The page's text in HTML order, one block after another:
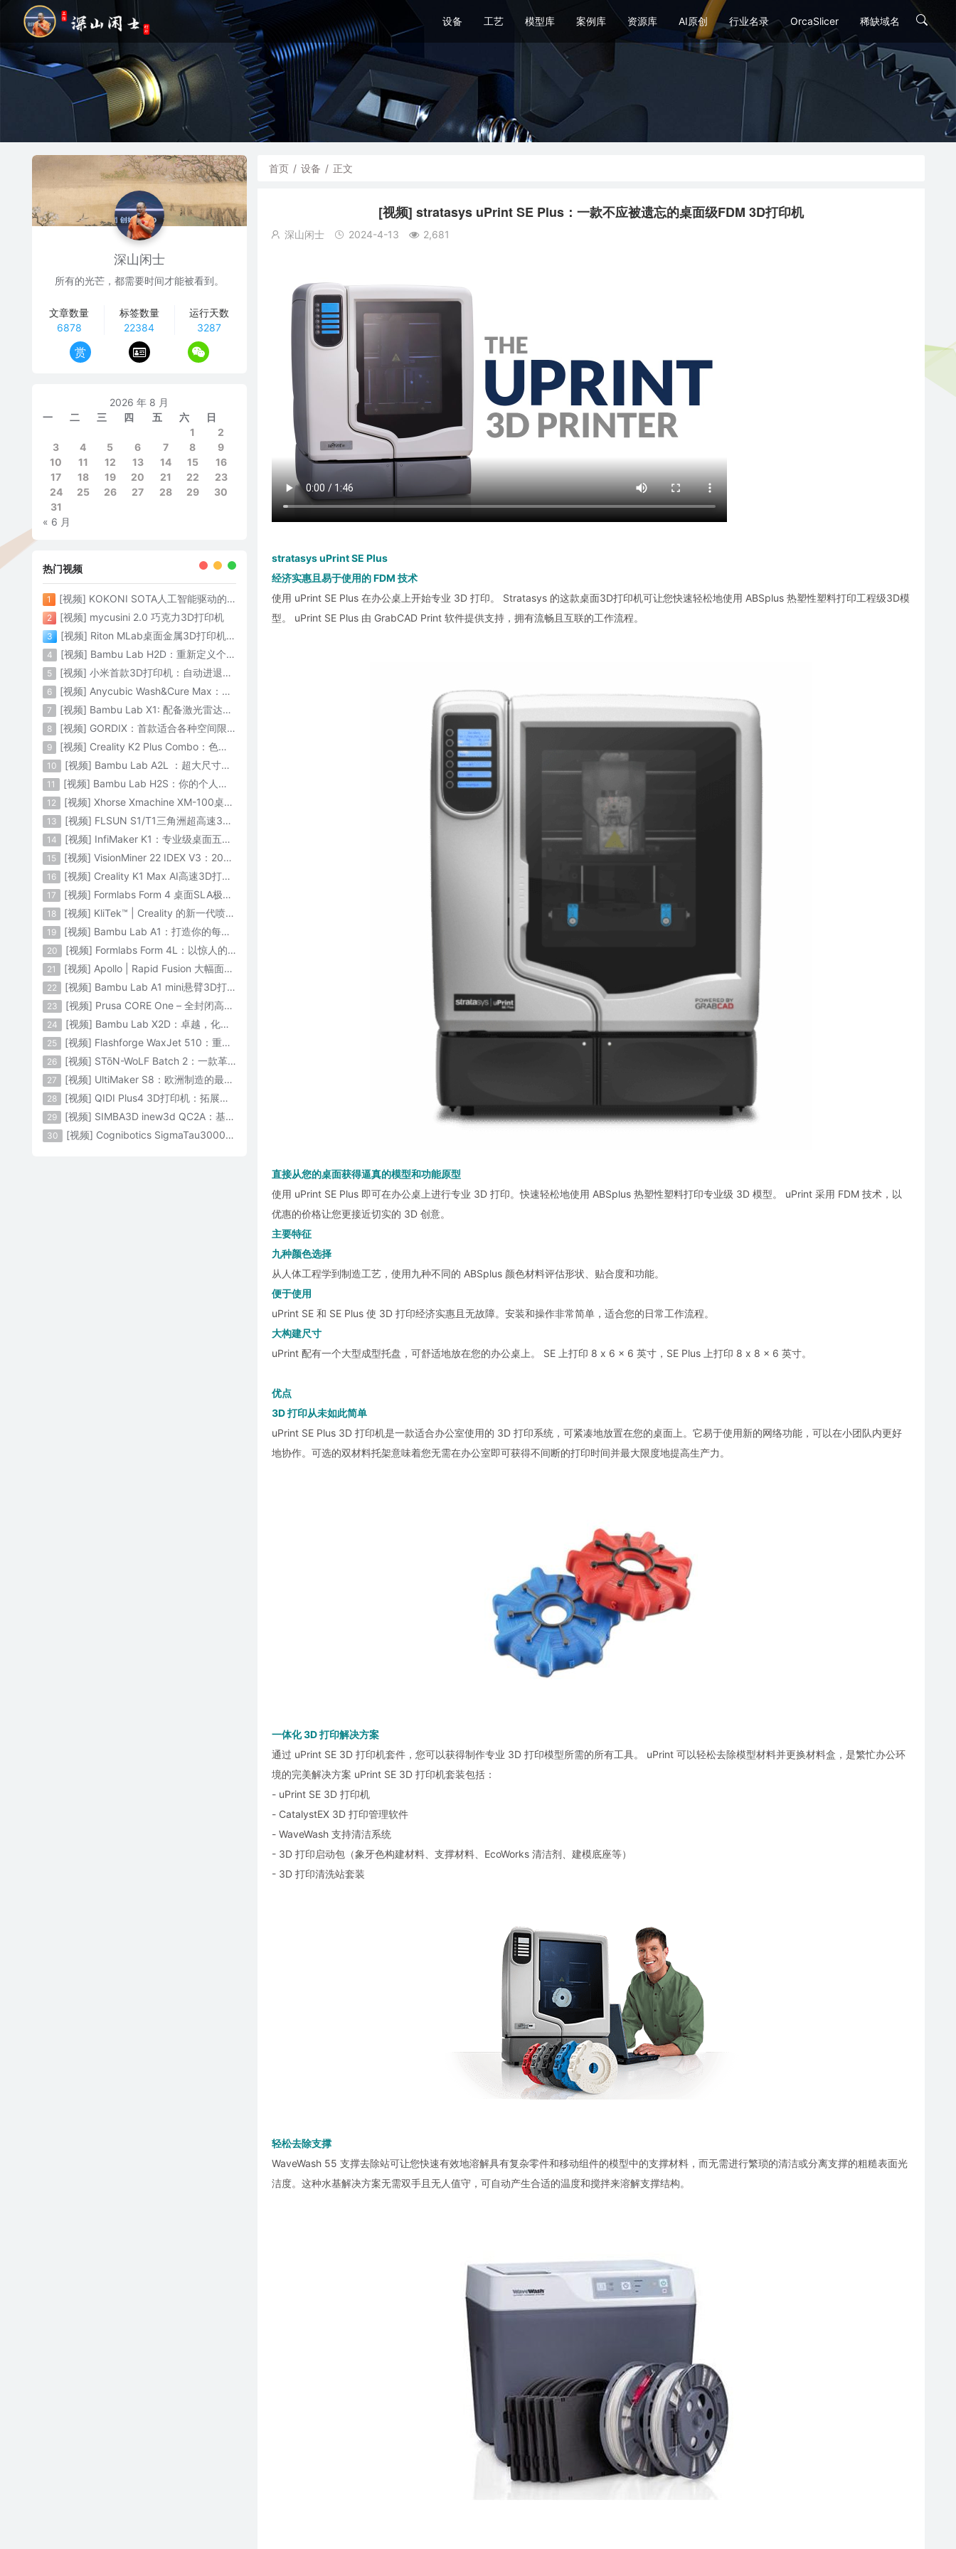
设备 工艺 模型库 案例库 资源库 AI原创 行业名录 OrcaSlicer 稀缺域名
首页 / 设备 / 正文
[视频] stratasys uPrint SE Plus：一款不应被遗忘的桌面级FDM 3D打印机
深山闲士 2024-4-13 2,681
stratasys uPrint SE Plus
经济实惠且易于使用的 FDM 技术
使用 uPrint SE Plus 在办公桌上开始专业 3D 打印。 Stratasys 的这款桌面3D打印机可让您快速轻松地使用 ABSplus 热塑性塑料打印工程级3D模
型。 uPrint SE Plus 由 GrabCAD Print 软件提供支持，拥有流畅且互联的工作流程。
直接从您的桌面获得逼真的模型和功能原型
使用 uPrint SE Plus 即可在办公桌上进行专业 3D 打印。快速轻松地使用 ABSplus 热塑性塑料打印专业级 3D 模型。 uPrint 采用 FDM 技术，以
优惠的价格让您更接近切实的 3D 创意。
主要特征
九种颜色选择
从人体工程学到制造工艺，使用九种不同的 ABSplus 颜色材料评估形状、贴合度和功能。
便于使用
uPrint SE 和 SE Plus 使 3D 打印经济实惠且无故障。安装和操作非常简单，适合您的日常工作流程。
大构建尺寸
uPrint 配有一个大型成型托盘，可舒适地放在您的办公桌上。 SE 上打印 8 x 6 x 6 英寸，SE Plus 上打印 8 x 8 x 6 英寸。
优点
3D 打印从未如此简单
uPrint SE Plus 3D 打印机是一款适合办公室使用的 3D 打印系统，可紧凑地放置在您的桌面上。它易于使用新的网络功能，可以在小团队内更好
地协作。可选的双材料托架意味着您无需在办公室即可获得不间断的打印时间并最大限度地提高生产力。
一体化 3D 打印解决方案
通过 uPrint SE 3D 打印机套件，您可以获得制作专业 3D 打印模型所需的所有工具。 uPrint 可以轻松去除模型材料并更换材料盒，是繁忙办公环
境的完美解决方案 uPrint SE 3D 打印机套装包括：
- uPrint SE 3D 打印机
- CatalystEX 3D 打印管理软件
- WaveWash 支持清洁系统
- 3D 打印启动包（象牙色构建材料、支撑材料、EcoWorks 清洁剂、建模底座等）
- 3D 打印清洗站套装
轻松去除支撑
WaveWash 55 支撑去除站可让您快速有效地溶解具有复杂零件和移动组件的模型中的支撑材料，而无需进行繁琐的清洁或分离支撑的粗糙表面光
洁度。这种水基解决方案无需双手且无人值守，可自动产生合适的温度和搅拌来溶解支撑结构。
深山闲士
所有的光芒，都需要时间才能被看到。
文章数量
6878
标签数量
22384
运行天数
3287
赏
2026 年 8 月
一
二 三 四 五 六
日
1
2
3
4 5 6 7 8
9
10
11 12 13 14 15
16
17
18 19 20 21 22
23
24
25 26 27 28 29
30
31
« 6 月
热门视频
1 [视频] KOKONI SOTA人工智能驱动的3D打印革命 倒立打印600mm/s
2 [视频] mycusini 2.0 巧克力3D打印机
3 [视频] Riton MLab桌面金属3D打印机：体积小性能强大
4 [视频] Bambu Lab H2D：重新定义个人智造
5 [视频] 小米首款3D打印机：自动进退料、AI云切片、人脸拍照建模 3D玩家兴趣首选
6 [视频] Anycubic Wash&Cure Max：清洗+后固化二合一设备
7 [视频] Bambu Lab X1: 配备激光雷达和人工智能的CoreXY彩色3D打印机
8 [视频] GORDIX：首款适合各种空间限制的3合1便携式数控机床
9 [视频] Creality K2 Plus Combo：色彩与尺寸的史诗级飞跃
10 [视频] Bambu Lab A2L ：超大尺寸家用打印机 告别拆件 轻松一体成型
11 [视频] Bambu Lab H2S：你的个人智造中心
12 [视频] Xhorse Xmachine XM-100桌面级五轴CNC机床：卓越的精度和效率
13 [视频] FLSUN S1/T1三角洲超高速3D打印机 打印速度1200mm/s
14 [视频] InfiMaker K1：专业级桌面五轴数控机床
15 [视频] VisionMiner 22 IDEX V3：2024年最佳工程材料3D打印机
16 [视频] Creality K1 Max AI高速3D打印机：600mm/s打印速度 史诗般的飞跃
17 [视频] Formlabs Form 4 桌面SLA极速3D打印机 工业级打印质量
18 [视频] KliTek™ | Creality 的新一代喷嘴更换系统
19 [视频] Bambu Lab A1：打造你的每一份热爱
20 [视频] Formlabs Form 4L：以惊人的速度获得工业级部件
21 [视频] Apollo | Rapid Fusion 大幅面颗粒3D打印系统
22 [视频] Bambu Lab A1 mini悬臂3D打印机：让多色打印成为标配
23 [视频] Prusa CORE One – 全封闭高速CoreXY 3D打印机配备主动腔体温度控制
24 [视频] Bambu Lab X2D：卓越，化繁为简！
25 [视频] Flashforge WaxJet 510：重新定义精度 专为K金珠宝铸造而生
26 [视频] STōN-WoLF Batch 2：一款革命性的“飞行龙门架”3D打印机
27 [视频] UltiMaker S8：欧洲制造的最快的桌面双材料专业3D打印机
28 [视频] QIDI Plus4 3D打印机：拓展您的想象力
29 [视频] SIMBA3D inew3d QC2A：基于AI建模的桌面全彩色3D打印机
30 [视频] Cognibotics SigmaTau3000 轻型机器人：智能制造的未来